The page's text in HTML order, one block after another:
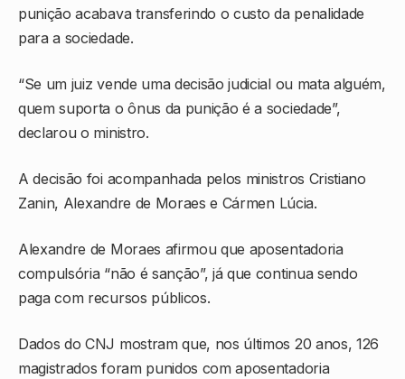
punição acabava transferindo o custo da penalidade
para a sociedade.
“Se um juiz vende uma decisão judicial ou mata alguém,
quem suporta o ônus da punição é a sociedade”,
declarou o ministro.
A decisão foi acompanhada pelos ministros Cristiano
Zanin, Alexandre de Moraes e Cármen Lúcia.
Alexandre de Moraes afirmou que aposentadoria
compulsória “não é sanção”, já que continua sendo
paga com recursos públicos.
Dados do CNJ mostram que, nos últimos 20 anos, 126
magistrados foram punidos com aposentadoria